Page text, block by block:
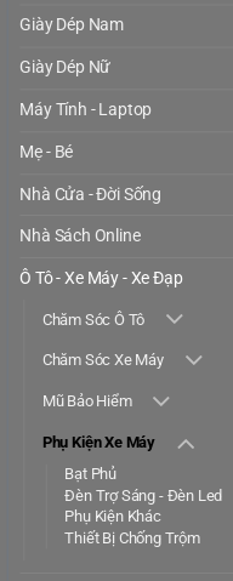
Giày Dép Nam
Giày Dép Nữ
Máy Tính - Laptop
Mẹ - Bé
Nhà Cửa - Đời Sống
Nhà Sách Online
Ô Tô - Xe Máy - Xe Đạp
Chăm Sóc Ô Tô
Chăm Sóc Xe Máy
Mũ Bảo Hiểm
Phụ Kiện Xe Máy
Bạt Phủ
Đèn Trợ Sáng - Đèn Led
Phụ Kiện Khác
Thiết Bị Chống Trộm